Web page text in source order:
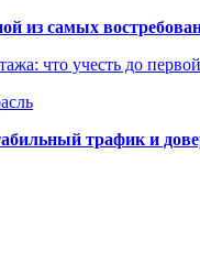
из самых
что учесть до
трафик и